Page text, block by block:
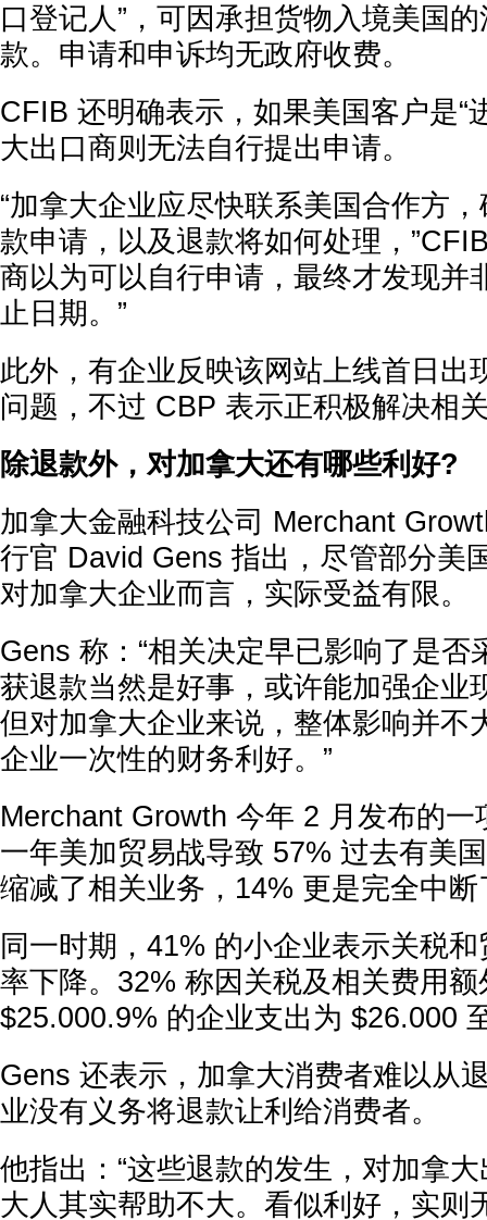
口登记人”，可因承担货物入境美国
款。申请和申诉均无政府收费。
CFIB 还明确表示，如果美国客户是“
大出口商则无法自行提出申请。
“加拿大企业应尽快联系美国合作方
款申请，以及退款将如何处理，
商以为可以自行申请，最终才发现并
止日期。”
此外，有企业反映该网站上线首日出
问题，不过 CBP 表示正积极解决相
除退款外，对加拿大还有哪些利好?
加拿大金融科技公司 Merchant
行官 David Gens 指出，尽管部分美
对加拿大企业而言，实际受益有限。
Gens 称：“相关决定早已影响了是否
获退款当然是好事，或许能加强企业
但对加拿大企业来说，整体影响并不
企业一次性的财务利好。”
Merchant Growth 今年 2 月发布的一
一年美加贸易战导致 57% 过去有美
缩减了相关业务，14% 更是完全中
同一时期，41% 的小企业表示关税
率下降。32% 称因关税及相关费用
$25.000.9% 的企业支出为 $26.000
Gens 还表示，加拿大消费者难以从
业没有义务将退款让利给消费者。
他指出：“这些退款的发生，对加拿
大人其实帮助不大。看似利好，实则